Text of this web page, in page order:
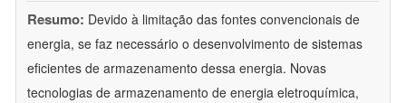
Resumo: Devido à limitação das fontes convencionais de
energia, se faz necessário o desenvolvimento de sistemas
eficientes de armazenamento dessa energia. Novas
tecnologias de armazenamento de energia eletroquímica,